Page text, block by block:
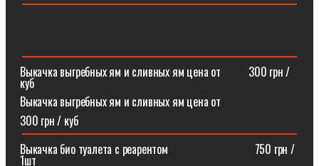
Выкачка выгребных ям и сливных ям цена от ⠀⠀⠀300 грн /
куб
Выкачка выгребных ям и сливных ям цена от
300 грн / куб
Выкачка био туалета с реарентом ⠀⠀⠀⠀⠀⠀⠀⠀⠀⠀750 грн /
1шт